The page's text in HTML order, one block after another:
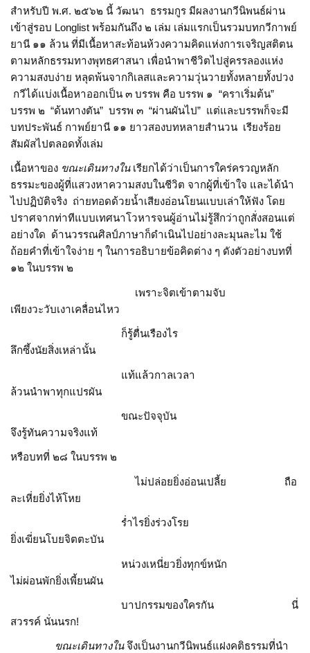
สำหรับปี พ.ศ. ๒๕๖๒ นี้ วัฒนา ธรรมกูร มีผลงานกวีนิพนธ์ผ่าน
เข้าสู่รอบ Longlist พร้อมกันถึง ๒ เล่ม เล่มแรกเป็นรวมบทกวีกาพย์
ยานี ๑๑ ล้วน ที่มีเนื้อหาสะท้อนห้วงความคิดแห่งการเจริญสติตน
ตามหลักธรรมทางพุทธศาสนา เพื่อนำพาชีวิตไปสู่ครรลองแห่ง
ความสงบง่าย หลุดพ้นจากกิเลสและความวุ่นวายทั้งหลายทั้งปวง
กวีได้แบ่งเนื้อหาออกเป็น ๓ บรรพ คือ บรรพ ๑ “คราเริ่มต้น”
บรรพ ๒ “ด้นทางตัน” บรรพ ๓ “ผ่านผันไป” แต่และบรรพก็จะมี
บทประพันธ์ กาพย์ยานี ๑๑ ยาวสองบทหลายสำนวน เรียงร้อย
สัมผัสไปตลอดทั้งเล่ม
เนื้อหาของ ขณะเดินทางในเรียกได้ว่าเป็นการใคร่ครวญหลัก
ธรรมะของผู้ที่แสวงหาความสงบในชีวิต จากผู้ที่เข้าใจ และได้นำ
ไปปฏิบัติจริง ถ่ายทอดด้วยน้ำเสียงอ่อนโยนแบบเล่าให้ฟัง โดย
ปราศจากท่าทีแบบเทศนาโวหารจนผู้อ่านไม่รู้สึกว่าถูกสั่งสอนแต่
อย่างใด ด้านวรรณศิลป์ภาษาก็ดำเนินไปอย่างละมุนละไม ใช้
ถ้อยคำที่เข้าใจง่าย ๆ ในการอธิบายข้อคิดต่าง ๆ ดังตัวอย่างบทที่
๑๒ ในบรรพ ๒
เพราะจิตเข้าตามจับ
เพียงวะวับเงาเคลื่อนไหว
ก็รู้ตื่นเรืองไร
ลึกซึ้งนัยสิ่งเหล่านั้น
แท้แล้วกาลเวลา
ล้วนนำพาทุกแปรผัน
ขณะปัจจุบัน
จึงรู้ทันความจริงแท้
หรือบทที่ ๒๘ ในบรรพ ๒
ไม่ปล่อยยิ่งอ่อนเปลี้ย ถือ
ละเหี่ยยิ่งไห้โหย
ร่ำไรยิ่งร่วงโรย
ยิ่งเฆี่ยนโบยจิตตะบัน
หน่วงเหนี่ยวยิ่งทุกข์หนัก
ไม่ผ่อนพักยิ่งเพี้ยนผัน
บาปกรรมของใครกัน นี่
สวรรค์ นั่นนรก!
ขณะเดินทางในจึงเป็นงานกวีนิพนธ์แฝงคติธรรมที่นำ